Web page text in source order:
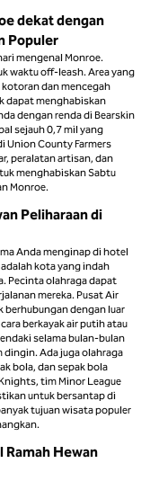
dekat dengan
Populer
mengenal Monroe.
waktu off-leash. Area yang
dan mencegah
dapat menghabiskan
dengan renda di Bearskin
sejauh 0,7 mil yang
Union County Farmers
peralatan artisan, dan
menghabiskan Sabtu
Monroe.
Peliharaan di
Anda menginap di hotel
kota yang indah
Pecinta olahraga dapat
mereka. Pusat Air
berhubungan dengan luar
berkayak air putih atau
selama bulan-bulan
dingin. Ada juga olahraga
bola, dan sepak bola
tim Minor League
untuk bersantap di
tujuan wisata populer
Hewan